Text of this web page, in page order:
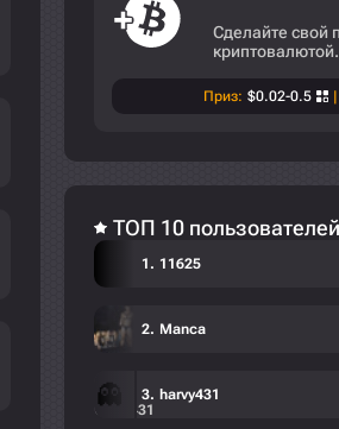
Сделайте свой
криптовалютой.
Приз: $0.02-0.5 |
ТОП 10
11625
Manca
harvy431